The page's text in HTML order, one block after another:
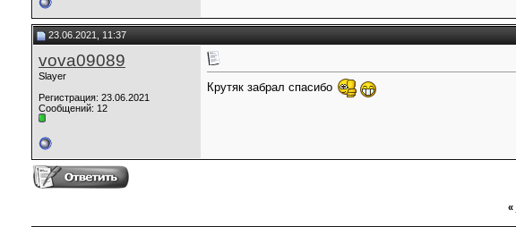
23.06.2021, 11:37
vova09089
Slayer
Регистрация: 23.06.2021
Сообщений: 12
Крутяк забрал спасибо
«